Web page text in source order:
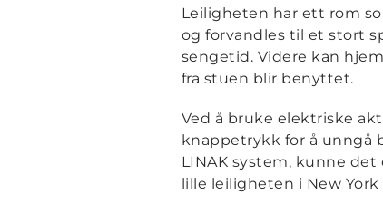
Leiligheten har ett rom
og forvandles til et stort
sengetid. Videre kan
fra stuen blir benyttet.
Ved å bruke elektriske
knappetrykk for å unngå
LINAK system, kunne
lille leiligheten i New